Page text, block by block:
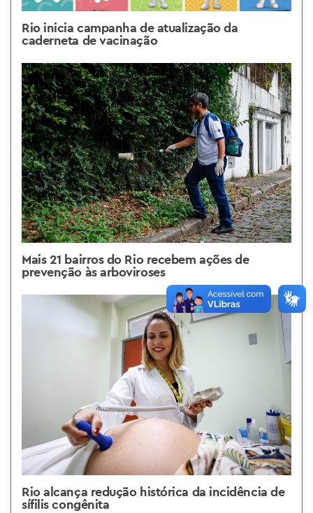
Rio inicia campanha de atualização da
caderneta de vacinação
Mais 21 bairros do Rio recebem ações de
prevenção às arboviroses
Rio alcança redução histórica da incidência de
sífilis congênita